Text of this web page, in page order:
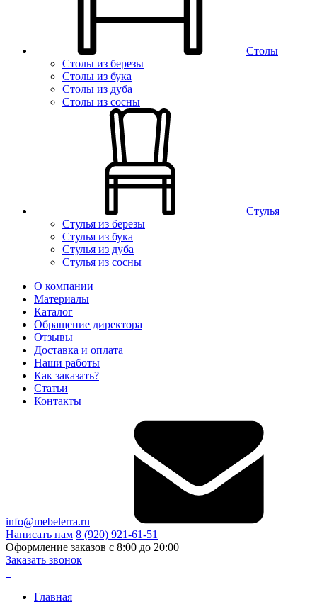
Столы
Столы из березы
Столы из бука
Столы из дуба
Столы из сосны
Стулья
Стулья из березы
Стулья из бука
Стулья из дуба
Стулья из сосны
О компании
Материалы
Каталог
Обращение директора
Отзывы
Доставка и оплата
Наши работы
Как заказать?
Статьи
Контакты
info@mebelerra.ru
Написать нам 8 (920) 921-61-51
Оформление заказов с 8:00 до 20:00
Заказать звонок
Главная